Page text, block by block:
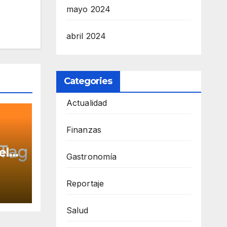
de
mayo 2024
abril 2024
Categories
Actualidad
Finanzas
Gastronomía
Reportaje
Salud